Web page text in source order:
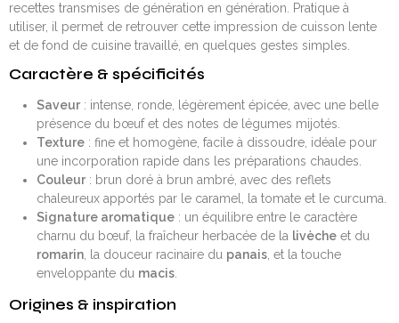
recettes transmises de génération en génération. Pratique à
utiliser, il permet de retrouver cette impression de cuisson lente
et de fond de cuisine travaillé, en quelques gestes simples.
Caractère & spécificités
Saveur: intense, ronde, légèrement épicée, avec une belle
présence du bœuf et des notes de légumes mijotés.
Texture: fine et homogène, facile à dissoudre, idéale pour
une incorporation rapide dans les préparations chaudes.
Couleur: brun doré à brun ambré, avec des reflets
chaleureux apportés par le caramel, la tomate et le curcuma.
Signature aromatique: un équilibre entre le caractère
charnu du bœuf, la fraîcheur herbacée de la livècheet du
romarin, la douceur racinaire du panais, et la touche
enveloppante du macis.
Origines & inspiration